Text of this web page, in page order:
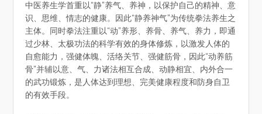
中医养生学首重以“静”养气、养神，以保护自己的精神、意
识、思维、情志的健康。因此“静养神气”为传统拳法养生之
主体。同时拳法注重以“动”养形、养骨、养气、养力，即通
过少林、太极功法的科学有效的身体修炼，以激发人体的
自愈能力，强健体魄、活络关节、强健筋骨，因此“动养筋
骨”并辅以意、气、力诸法相互合成、动静相宜、内外合一
的武功锻炼，是人体达到理想、完美健康程度和防身自卫
的有效手段。